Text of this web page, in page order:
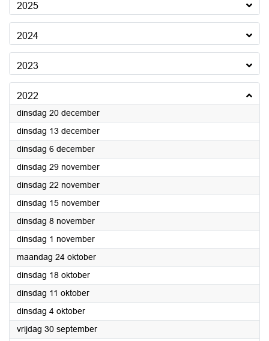
2025
2024
2023
2022
dinsdag 20 december2022
dinsdag 13 december2022
dinsdag 6 december2022
dinsdag 29 november2022
dinsdag 22 november2022
dinsdag 15 november2022
dinsdag 8 november2022
dinsdag 1 november2022
maandag 24 oktober2022
dinsdag 18 oktober2022
dinsdag 11 oktober2022
dinsdag 4 oktober2022
vrijdag 30 september2022